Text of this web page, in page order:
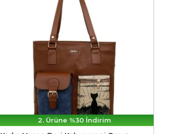
2. Ürüne %30 İndirim